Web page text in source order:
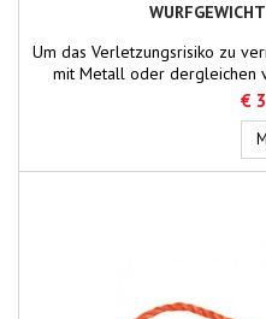
Um das Verletzungsrisiko zu
mit Metall oder dergleichen
Gewicht €